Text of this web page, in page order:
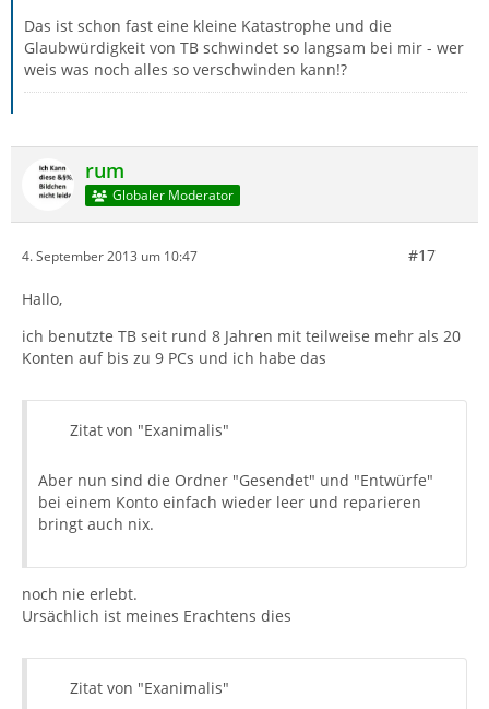
Das ist schon fast eine kleine Katastrophe und die
Glaubwürdigkeit von TB schwindet so langsam bei mir - wer
weis was noch alles so verschwinden kann!?
rum
Globaler Moderator
4. September 2013 um 10:47 #17
Hallo,
ich benutzte TB seit rund 8 Jahren mit teilweise mehr als 20
Konten auf bis zu 9 PCs und ich habe das
Zitat von "Exanimalis"
Aber nun sind die Ordner "Gesendet" und "Entwürfe"
bei einem Konto einfach wieder leer und reparieren
bringt auch nix.
noch nie erlebt.
Ursächlich ist meines Erachtens dies
Zitat von "Exanimalis"